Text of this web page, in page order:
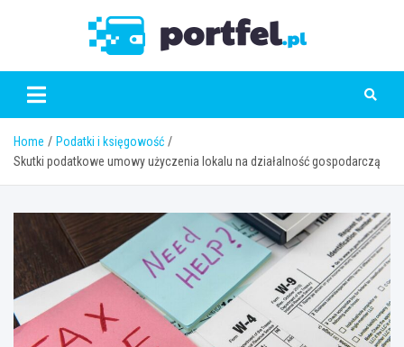
Home
Podatki i księgowość
Skutki podatkowe umowy użyczenia lokalu na działalność gospodarczą